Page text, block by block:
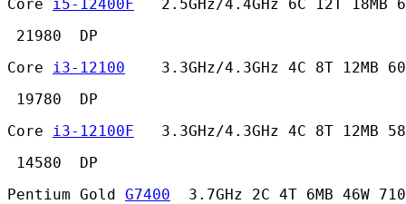
Core i5-12400F
2.5GHz/4.4GHz 6C 12T 18MB
21980  DP
Core i3-12100
3.3GHz/4.3GHz 4C 8T 12MB
19780  DP
Core i3-12100F
3.3GHz/4.3GHz 4C 8T 12MB
14580  DP
Pentium Gold G7400
3.7GHz 2C 4T 6MB 46W